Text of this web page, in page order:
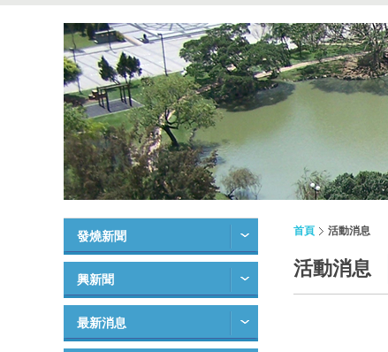
發燒新聞
興新聞
最新消息
首頁 活動消息
活動消息